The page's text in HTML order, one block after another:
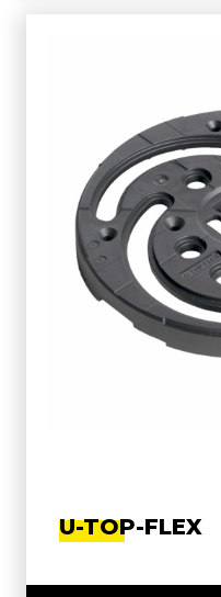
U-TOP-FLEX